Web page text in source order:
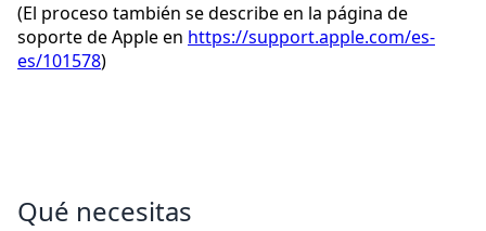
(El proceso también se describe en la página de
soporte de Apple en https://support.apple.com/es-
es/101578)
Qué necesitas